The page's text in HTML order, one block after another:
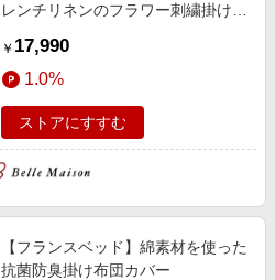
レンチリネンのフラワー刺繍掛け布
￥ 17,990
1.0%
ストアにすすむ
【フランスベッド】綿素材を使った
抗菌防臭掛け布団カバー